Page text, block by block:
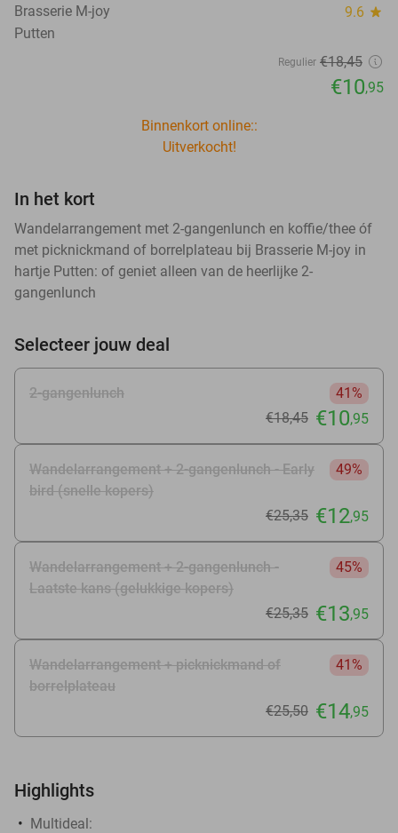
Brasserie M-joy 9.6 star
Putten
Regulier €18,45
€10,95
Binnenkort online::
Uitverkocht!
In het kort
Wandelarrangement met 2-gangenlunch en koffie/thee óf
met picknickmand of borrelplateau bij Brasserie M-joy in
hartje Putten: of geniet alleen van de heerlijke 2-
gangenlunch
Selecteer jouw deal
2-gangenlunch
41%
€18,45 €10,95
Wandelarrangement + 2-gangenlunch - Early
bird (snelle kopers)
49%
€25,35 €12,95
Wandelarrangement + 2-gangenlunch -
Laatste kans (gelukkige kopers)
45%
€25,35 €13,95
Wandelarrangement + picknickmand of
borrelplateau
41%
€25,50 €14,95
Highlights
Multideal: